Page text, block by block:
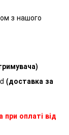
з нашого
(доставка за
оплаті від